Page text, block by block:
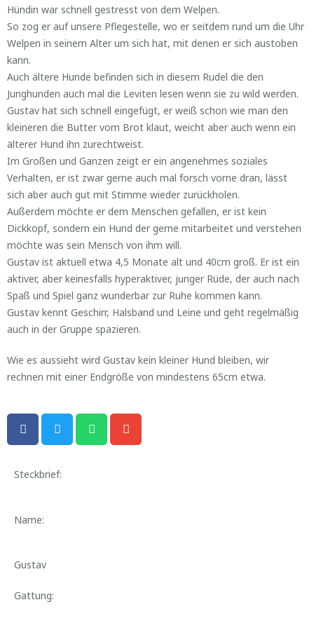
Hündin war schnell gestresst von dem Welpen.
So zog er auf unsere Pflegestelle, wo er seitdem rund um die Uhr
Welpen in seinem Alter um sich hat, mit denen er sich austoben
kann.
Auch ältere Hunde befinden sich in diesem Rudel die den
Junghunden auch mal die Leviten lesen wenn sie zu wild werden.
Gustav hat sich schnell eingefügt, er weiß schon wie man den
kleineren die Butter vom Brot klaut, weicht aber auch wenn ein
älterer Hund ihn zurechtweist.
Im Großen und Ganzen zeigt er ein angenehmes soziales
Verhalten, er ist zwar gerne auch mal forsch vorne dran, lässt
sich aber auch gut mit Stimme wieder zurückholen.
Außerdem möchte er dem Menschen gefallen, er ist kein
Dickkopf, sondern ein Hund der gerne mitarbeitet und verstehen
möchte was sein Mensch von ihm will.
Gustav ist aktuell etwa 4,5 Monate alt und 40cm groß. Er ist ein
aktiver, aber keinesfalls hyperaktiver, junger Rüde, der auch nach
Spaß und Spiel ganz wunderbar zur Ruhe kommen kann.
Gustav kennt Geschirr, Halsband und Leine und geht regelmäßig
auch in der Gruppe spazieren.
Wie es aussieht wird Gustav kein kleiner Hund bleiben, wir
rechnen mit einer Endgröße von mindestens 65cm etwa.
Steckbrief:
Name:
Gustav
Gattung: